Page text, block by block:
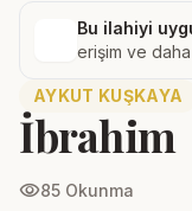
Bu ilahiyi
erişim ve daha
AYKUT KUŞKAYA
İbrahim
visibility85 Okunma